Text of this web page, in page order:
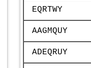
EQRTWY
AAGMQUY
ADEQRUY